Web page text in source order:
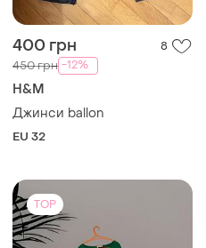
400 грн 8
450 грн -12%
H&M
Джинси ballon
EU 32
TOP